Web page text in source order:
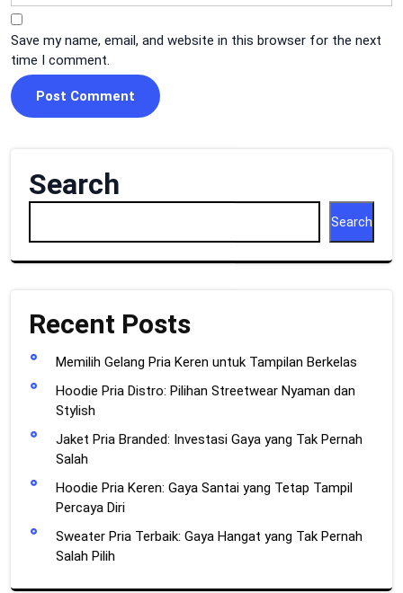
Save my name, email, and website in this browser for the next
time I comment.
Search
Search
Recent Posts
Memilih Gelang Pria Keren untuk Tampilan Berkelas
Hoodie Pria Distro: Pilihan Streetwear Nyaman dan
Stylish
Jaket Pria Branded: Investasi Gaya yang Tak Pernah
Salah
Hoodie Pria Keren: Gaya Santai yang Tetap Tampil
Percaya Diri
Sweater Pria Terbaik: Gaya Hangat yang Tak Pernah
Salah Pilih